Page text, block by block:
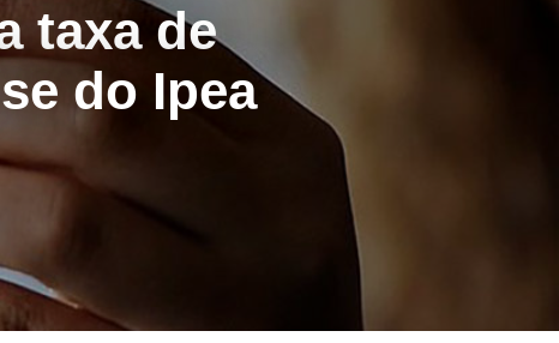
taxa de
do Ipea